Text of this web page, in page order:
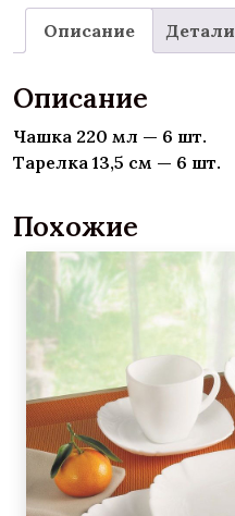
Описание Детали
Описание
Чашка 220 мл — 6 шт.
Тарелка 13,5 см — 6 шт.
Похожие